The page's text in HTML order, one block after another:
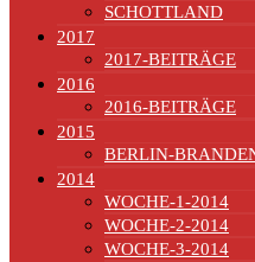
SCHOTTLAND
2017
2017-BEITRÄGE
2016
2016-BEITRÄGE
2015
BERLIN-
2014
WOCHE-1-2014
WOCHE-2-2014
WOCHE-3-2014